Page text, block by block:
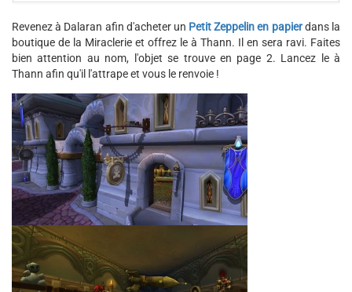
Revenez à Dalaran afin d'acheter un Petit Zeppelin en papierdans la
boutique de la Miraclerie et offrez le à Thann. Il en sera ravi. Faites
bien attention au nom, l'objet se trouve en page 2. Lancez le à
Thann afin qu'il l'attrape et vous le renvoie !